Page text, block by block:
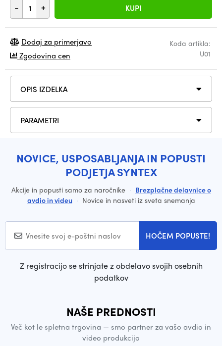
- + KUPI
Koda artikla:
U01
Dodaj za primerjavo
Zgodovina cen
OPIS IZDELKA
PARAMETRI
NOVICE, USPOSABLJANJA IN POPUSTI
PODJETJA SYNTEX
Akcije in popusti samo za naročnike · Brezplačne delavnice o
avdio in videu · Novice in nasveti iz sveta snemanja
HOČEM POPUSTE!
Z registracijo se strinjate z obdelavo svojih osebnih
podatkov
NAŠE PREDNOSTI
Več kot le spletna trgovina — smo partner za vašo avdio in
video produkcijo